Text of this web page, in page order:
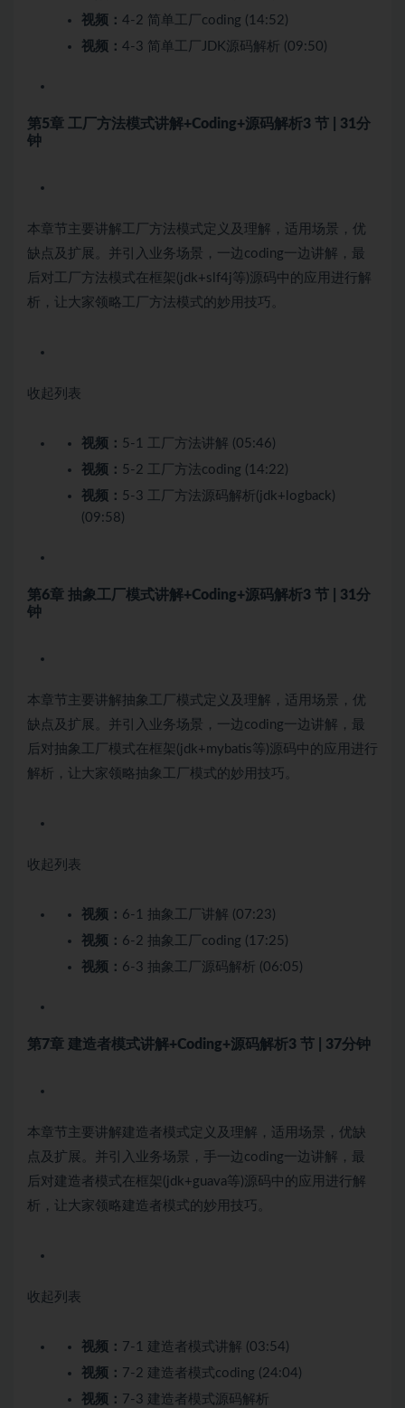
视频： 4-2 简单工厂coding (14:52)
视频： 4-3 简单工厂JDK源码解析 (09:50)
第5章 工厂方法模式讲解+Coding+源码解析3 节 | 31分
钟
本章节主要讲解工厂方法模式定义及理解，适用场景，优
缺点及扩展。并引入业务场景，一边coding一边讲解，最
后对工厂方法模式在框架(jdk+slf4j等)源码中的应用进行解
析，让大家领略工厂方法模式的妙用技巧。
收起列表
视频： 5-1 工厂方法讲解 (05:46)
视频： 5-2 工厂方法coding (14:22)
视频： 5-3 工厂方法源码解析(jdk+logback)
(09:58)
第6章 抽象工厂模式讲解+Coding+源码解析3 节 | 31分
钟
本章节主要讲解抽象工厂模式定义及理解，适用场景，优
缺点及扩展。并引入业务场景，一边coding一边讲解，最
后对抽象工厂模式在框架(jdk+mybatis等)源码中的应用进行
解析，让大家领略抽象工厂模式的妙用技巧。
收起列表
视频： 6-1 抽象工厂讲解 (07:23)
视频： 6-2 抽象工厂coding (17:25)
视频： 6-3 抽象工厂源码解析 (06:05)
第7章 建造者模式讲解+Coding+源码解析3 节 | 37分钟
本章节主要讲解建造者模式定义及理解，适用场景，优缺
点及扩展。并引入业务场景，手一边coding一边讲解，最
后对建造者模式在框架(jdk+guava等)源码中的应用进行解
析，让大家领略建造者模式的妙用技巧。
收起列表
视频： 7-1 建造者模式讲解 (03:54)
视频： 7-2 建造者模式coding (24:04)
视频： 7-3 建造者模式源码解析